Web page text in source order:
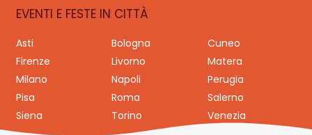
EVENTI E FESTE IN CITTÀ
Asti Bologna
Cuneo
Firenze
Livorno
Matera
Milano
Napoli
Perugia
Pisa
Roma
Salerno
Siena
Torino Venezia